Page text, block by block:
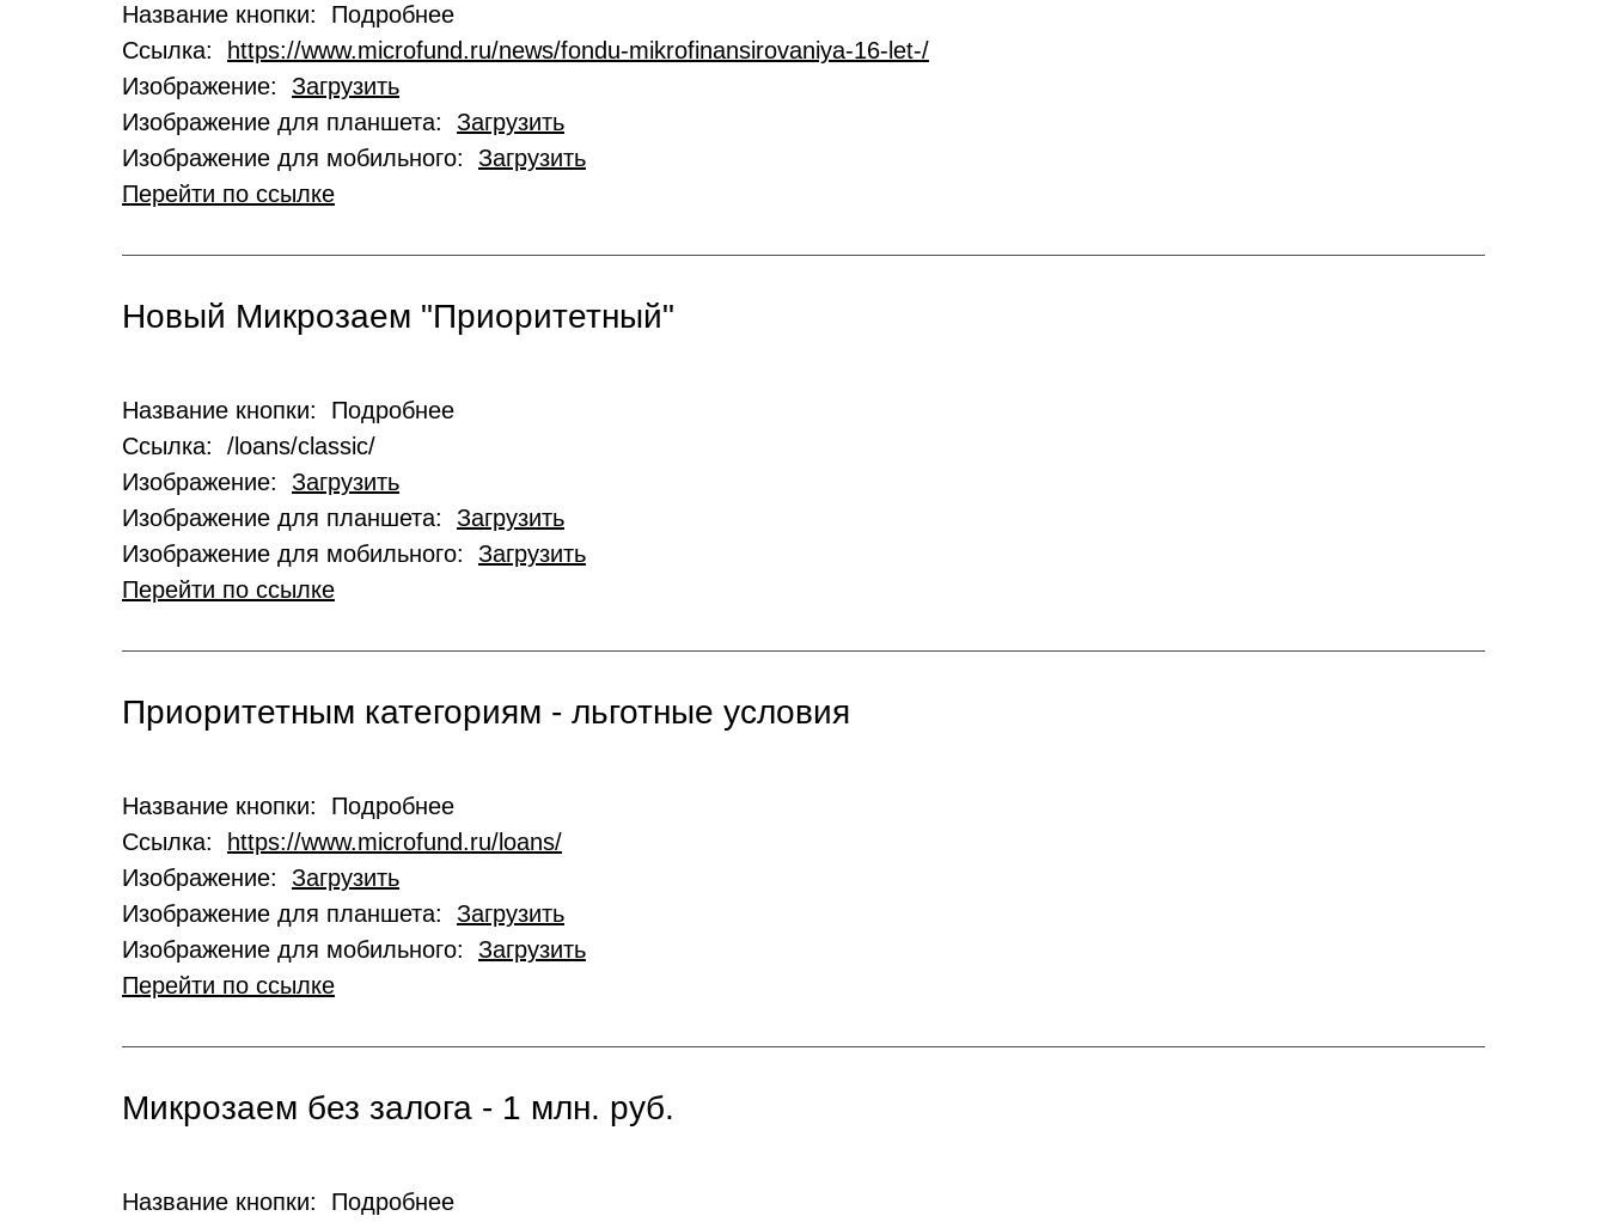
Название кнопки: Подробнее
Ссылка:
https://www.microfund.ru/news/fondu-mikrofinansirovaniya-16-let-/
Изображение: Загрузить
Изображение для планшета: Загрузить
Изображение для мобильного: Загрузить
Перейти по ссылке
Новый Микрозаем "Приоритетный"
Название кнопки: Подробнее
Ссылка: /loans/classic/
Изображение: Загрузить
Изображение для планшета: Загрузить
Изображение для мобильного: Загрузить
Перейти по ссылке
Приоритетным категориям - льготные условия
Название кнопки: Подробнее
Ссылка:
https://www.microfund.ru/loans/
Изображение: Загрузить
Изображение для планшета: Загрузить
Изображение для мобильного: Загрузить
Перейти по ссылке
Микрозаем без залога - 1 млн. руб.
Название кнопки: Подробнее